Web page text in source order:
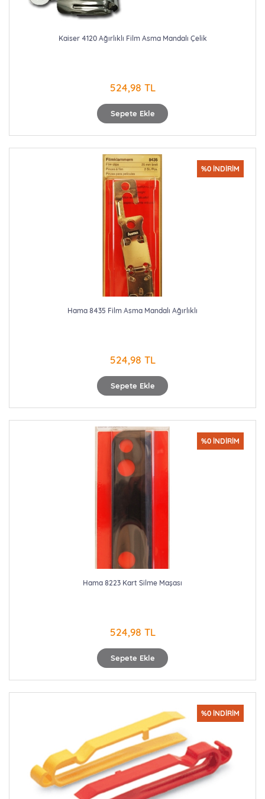
Sepete Ekle
Kaiser 4120 Ağırlıklı Film Asma Mandalı Çelik
524,98 TL
Sepete Ekle
%0 İNDİRİM
Hama 8435 Film Asma Mandalı Ağırlıklı
524,98 TL
Sepete Ekle
%0 İNDİRİM
Hama 8223 Kart Silme Maşası
524,98 TL
%0 İNDİRİM